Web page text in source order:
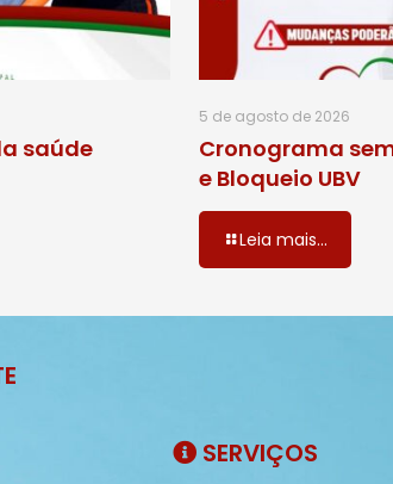
saúde
5 de agosto de 2026
Cronograma
e Bloqueio UBV
Leia mais...
SERVIÇOS